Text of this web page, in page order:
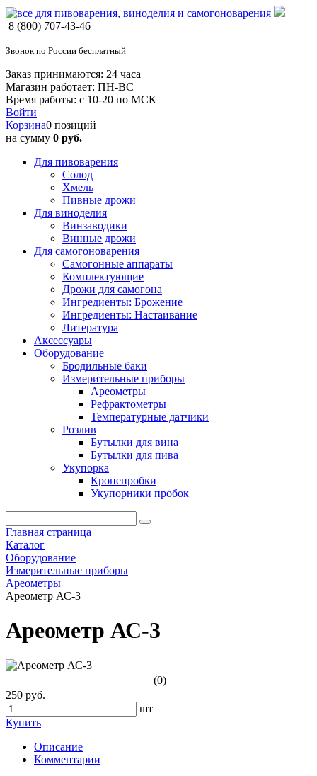
8 (800) 707-43-46
Звонок по России бесплатный
Заказ принимаются: 24 часа
Магазин работает: ПН-ВС
Время работы: с 10-20 по МСК
Войти
Корзина0 позиций
на сумму 0 руб.
Для пивоварения
Солод
Хмель
Пивные дрожи
Для виноделия
Винзаводики
Винные дрожи
Для самогоноварения
Самогонные аппараты
Комплектующие
Дрожи для самогона
Ингредиенты: Брожение
Ингредиенты: Настаивание
Литература
Аксессуары
Оборудование
Бродильные баки
Измерительные приборы
Ареометры
Рефрактометры
Температурные датчики
Розлив
Бутылки для вина
Бутылки для пива
Укупорка
Кронепробки
Укупорники пробок
Главная страница
Каталог
Оборудование
Измерительные приборы
Ареометры
Ареометр АС-3
Ареометр АС-3
(0)
250 руб.
шт
Купить
Описание
Комментарии